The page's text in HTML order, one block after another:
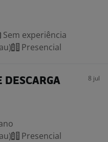
Sem experiência
Presencial
DESCARGA 8 jul
Presencial